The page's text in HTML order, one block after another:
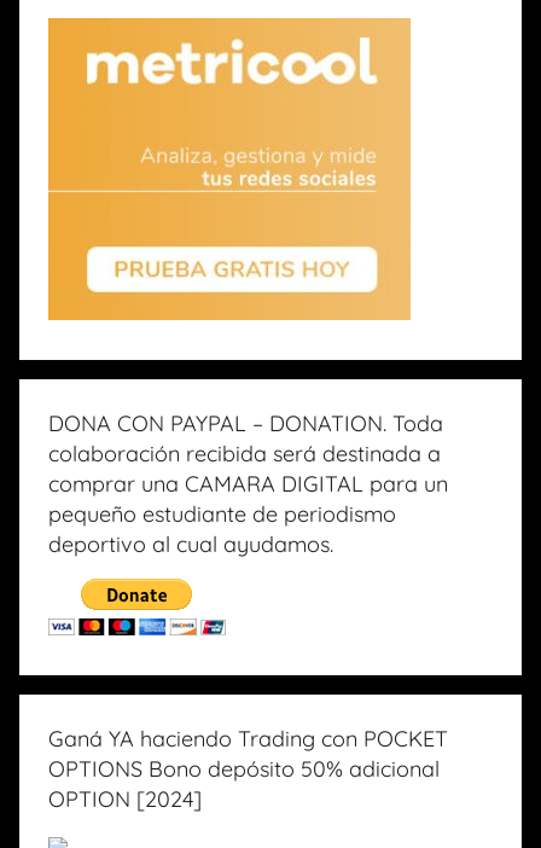
DONA CON PAYPAL – DONATION. Toda
colaboración recibida será destinada a
comprar una CAMARA DIGITAL para un
pequeño estudiante de periodismo
deportivo al cual ayudamos.
Ganá YA haciendo Trading con POCKET
OPTIONS Bono depósito 50% adicional
OPTION [2024]